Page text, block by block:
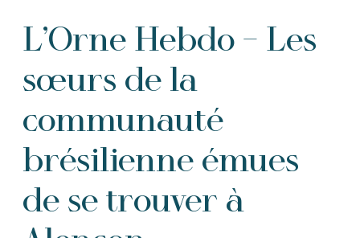
L’Orne Hebdo – Les
sœurs de la
communauté
brésilienne émues
de se trouver à